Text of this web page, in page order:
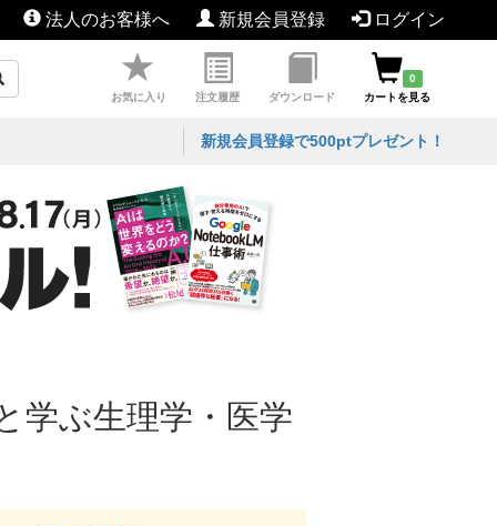
法人のお客様へ 新規会員登録 ログイン
お気に入り 注文履歴 ダウンロード
0
カートを見る
新規会員登録で500ptプレゼント！
学ぶ生理学・医学